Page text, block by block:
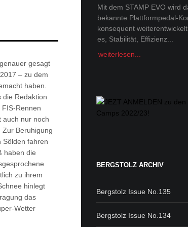
gesagt
– zu dem
haben.
die Redaktion
Rennen
auch nur noch
Beruhigung
Sölden fahren
haben die
zu ihrem
hinlegt
das
Wetter
Mit dem STAMP EVO wird
bekannte Plattformpedal-
konsequent
es, Stabilität, Effizienz...
weiterlesen...
Tobi Tritscher x Van Deer
Im Schnee Zuhause
Trischer Alter: 31Homespot:
Schladming,
BERGSTOLZ ARCHIV
Bergstolz Issue No.135
Bergstolz Issue No.134